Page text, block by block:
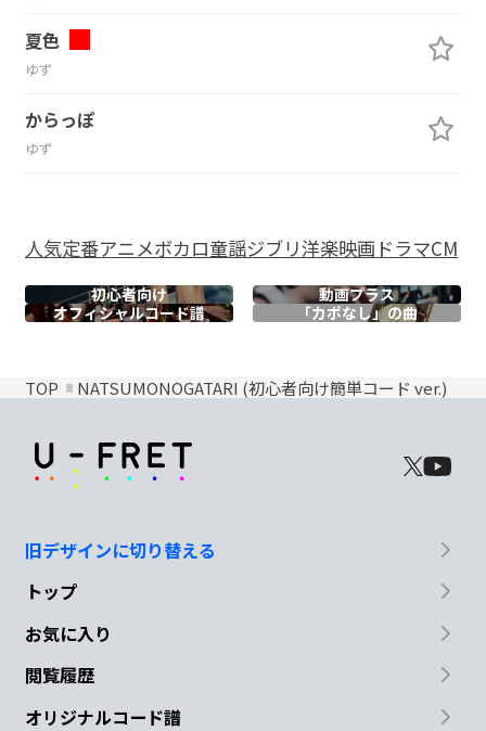
夏色
ゆず
からっぽ
ゆず
人気定番アニメボカロ童謡ジブリ洋楽映画ドラマCM
初心者向け
動画プラス
オフィシャルコード譜 「カポなし」の曲
TOP NATSUMONOGATARI (初心者向け簡単コード ver.)
旧デザインに切り替える
トップ
お気に入り
閲覧履歴
オリジナルコード譜